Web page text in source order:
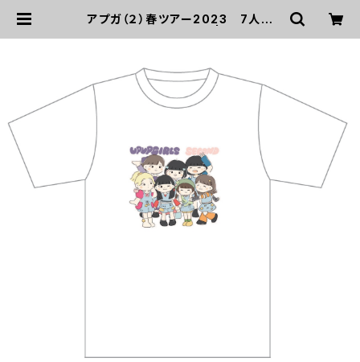
アプガ（２）春ツアー2023 7人集